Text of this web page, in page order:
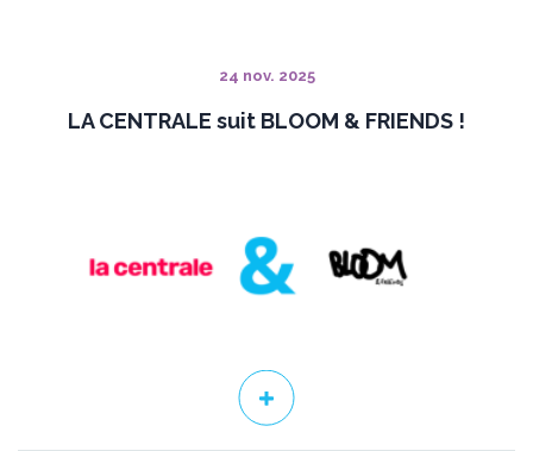
24 nov. 2025
LA CENTRALE suit BLOOM & FRIENDS !